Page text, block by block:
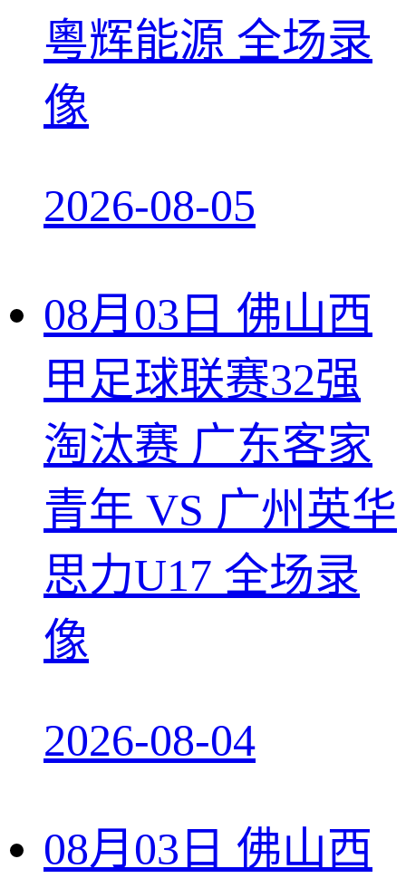
粵辉能源 全场录
像
2026-08-05
08月03日 佛山西
甲足球联赛32强
淘汰赛 广东客家
青年 VS 广州英华
思力U17 全场录
像
2026-08-04
08月03日 佛山西